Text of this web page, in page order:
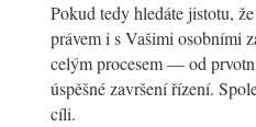
Pokud tedy hledáte jistotu,
právem i s Vašimi osobními
celým procesem — od
úspěšné završení řízení.
cíli.